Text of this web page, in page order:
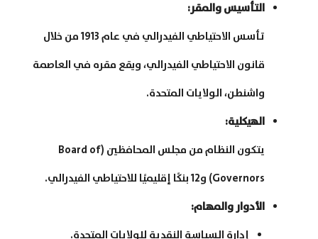
التأسيس والمقر:
تأسس الاحتياطي الفيدرالي في عام 1913 من خلال
قانون الاحتياطي الفيدرالي، ويقع مقره في العاصمة
واشنطن، الولايات المتحدة.
الهيكلية:
يتكون النظام من مجلس المحافظين (Board of
Governors) و12 بنكًا إقليميًا للاحتياطي الفيدرالي.
الأدوار والمهام:
إدارة السياسة النقدية للولايات المتحدة.